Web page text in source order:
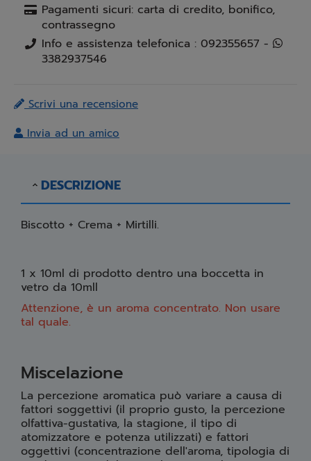
Pagamenti sicuri: carta di credito, bonifico,
contrassegno
Info e assistenza telefonica : 092355657 -
3382937546
Scrivi una recensione
Invia ad un amico
DESCRIZIONE
Biscotto + Crema + Mirtilli.
1 x 10ml di prodotto dentro una boccetta in
vetro da 10mll
Attenzione, è un aroma concentrato. Non usare
tal quale.
Miscelazione
La percezione aromatica può variare a causa di
fattori soggettivi (il proprio gusto, la percezione
olfattiva-gustativa, la stagione, il tipo di
atomizzatore e potenza utilizzati) e fattori
oggettivi (concentrazione dell'aroma, tipologia di